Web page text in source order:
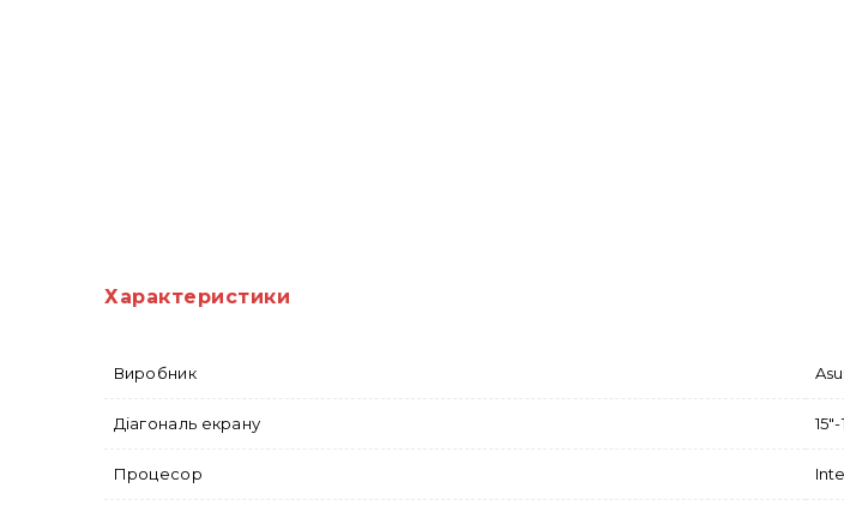
Характеристики
Виробник
Діагональ екрану 15"-
Процесор